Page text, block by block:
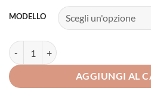
MODELLO
SHIMANO Aerlex H Surf quantità
AGGIUNGI AL